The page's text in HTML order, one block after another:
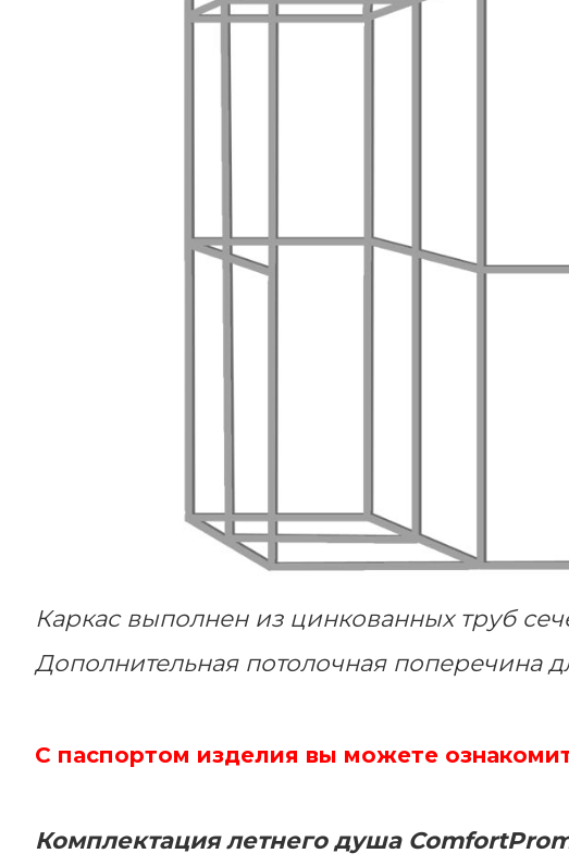
Каркас выполнен из цинкованных труб
Дополнительная потолочная поперечина
С паспортом изделия вы можете
Комплектация летнего душа